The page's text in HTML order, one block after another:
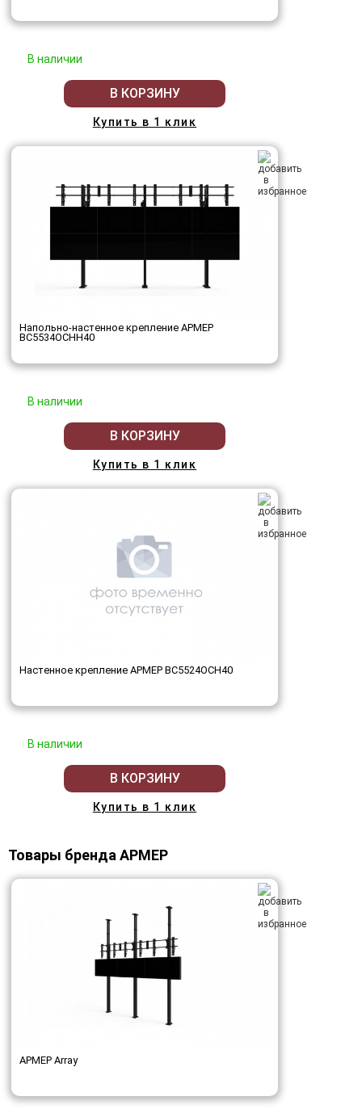
В наличии
В КОРЗИНУ
Купить в 1 клик
Напольно-настенное крепление АРМЕР
ВС5534ОСНН40
В наличии
В КОРЗИНУ
Купить в 1 клик
Настенное крепление АРМЕР ВС5524ОСН40
В наличии
В КОРЗИНУ
Купить в 1 клик
Товары бренда АРМЕР
АРМЕР Array